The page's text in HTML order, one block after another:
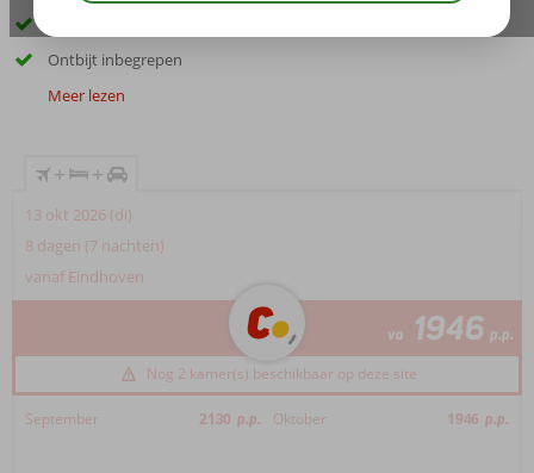
Ontbijt inbegrepen
Meer lezen
+ +
13 okt 2026 (di)
8 dagen (7 nachten)
vanaf Eindhoven
va 1946 p.p.
Nog 2 kamer(s) beschikbaar op deze site
September 2130 p.p. Oktober 1946 p.p.